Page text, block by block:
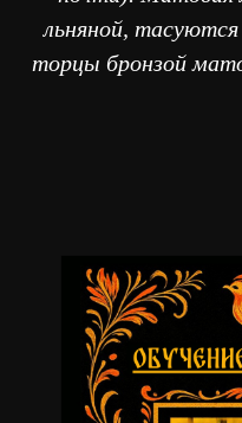
льняной,
торцы бронзой